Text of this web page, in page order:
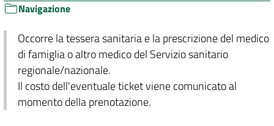
Navigazione
Occorre la tessera sanitaria e la prescrizione del medico
di famiglia o altro medico del Servizio sanitario
regionale/nazionale.
Il costo dell'eventuale ticket viene comunicato al
momento della prenotazione.